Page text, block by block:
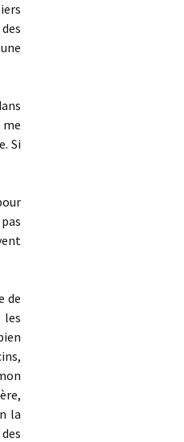
me
Si
de
les
la